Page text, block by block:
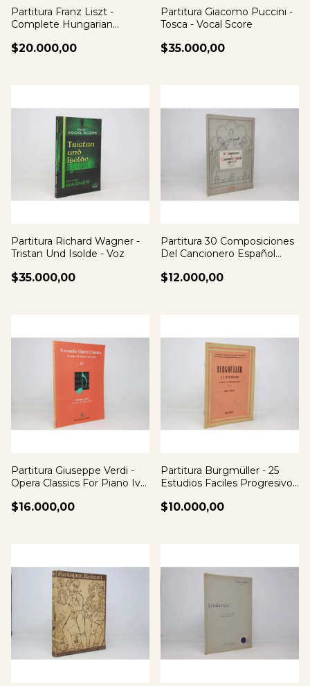
Partitura Franz Liszt -
Complete Hungarian
$20.000,00
Partitura Giacomo Puccini -
Tosca - Vocal Score
$35.000,00
Partitura Richard Wagner -
Tristan Und Isolde - Voz
$35.000,00
Partitura 30 Composiciones
Del Cancionero Español
$12.000,00
Partitura Giuseppe Verdi -
Opera Classics For Piano Iv
$16.000,00
Partitura Burgmüller - 25
Estudios Faciles Progresivos
$10.000,00